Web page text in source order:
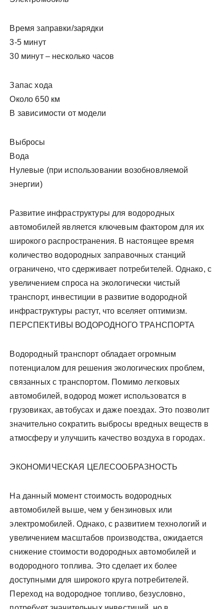
Время заправки/зарядки
3-5 минут
30 минут ‒ несколько часов
Запас хода
Около 650 км
В зависимости от модели
Выбросы
Вода
Нулевые (при использовании возобновляемой
энергии)
Развитие инфраструктуры для водородных
автомобилей является ключевым фактором для их
широкого распространения. В настоящее время
количество водородных заправочных станций
ограничено, что сдерживает потребителей. Однако, с
увеличением спроса на экологически чистый
транспорт, инвестиции в развитие водородной
инфраструктуры растут, что вселяет оптимизм.
ПЕРСПЕКТИВЫ ВОДОРОДНОГО ТРАНСПОРТА
Водородный транспорт обладает огромным
потенциалом для решения экологических проблем,
связанных с транспортом. Помимо легковых
автомобилей, водород может использоватся в
грузовиках, автобусах и даже поездах. Это позволит
значительно сократить выбросы вредных веществ в
атмосферу и улучшить качество воздуха в городах.
ЭКОНОМИЧЕСКАЯ ЦЕЛЕСООБРАЗНОСТЬ
На данный момент стоимость водородных
автомобилей выше, чем у бензиновых или
электромобилей. Однако, с развитием технологий и
увеличением масштабов производства, ожидается
снижение стоимости водородных автомобилей и
водородного топлива. Это сделает их более
доступными для широкого круга потребителей.
Переход на водородное топливо, безусловно,